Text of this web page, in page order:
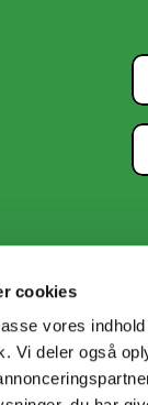
cookies
vores
Vi deler også
•